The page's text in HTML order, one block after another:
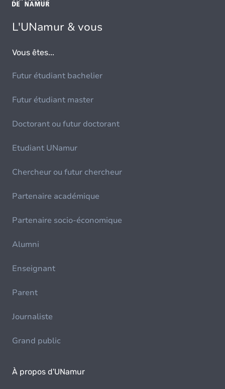
L'UNamur & vous
Vous êtes...
Futur étudiant bachelier
Futur étudiant master
Doctorant ou futur doctorant
Etudiant UNamur
Chercheur ou futur chercheur
Partenaire académique
Partenaire socio-économique
Alumni
Enseignant
Parent
Journaliste
Grand public
À propos d'UNamur